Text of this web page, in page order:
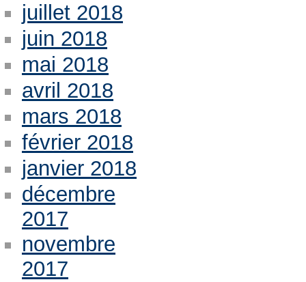
juillet 2018
juin 2018
mai 2018
avril 2018
mars 2018
février 2018
janvier 2018
décembre
2017
novembre
2017